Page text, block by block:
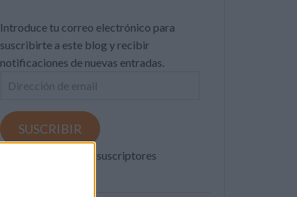
Introduce tu correo electrónico para
suscribirte a este blog y recibir
notificaciones de nuevas entradas.
Dirección
email
SUSCRIBIR
Únete a otros 371K suscriptores